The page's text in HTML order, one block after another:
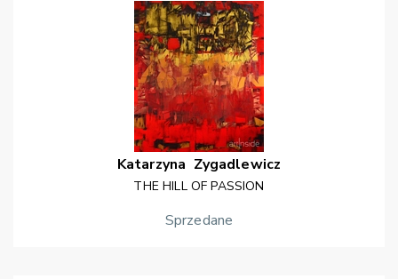
Katarzyna Zygadlewicz
THE HILL OF PASSION
Sprzedane